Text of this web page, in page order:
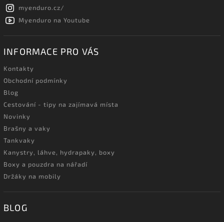
myenduro.cz/
Myenduro na Youtube
INFORMACE PRO VÁS
Kontakty
Obchodní podmínky
Blog
Cestování - tipy na zajímavá místa
Novinky
Brašny a vaky
Tankvaky
Kanystry, láhve, hydrapaky, boxy
Boxy a pouzdra na nářadí
Držáky na mobily
BLOG